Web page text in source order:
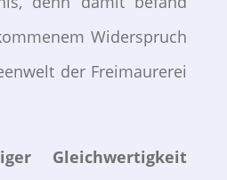
Widerspruch
der Freimaurerei
Gleichwertigkeit